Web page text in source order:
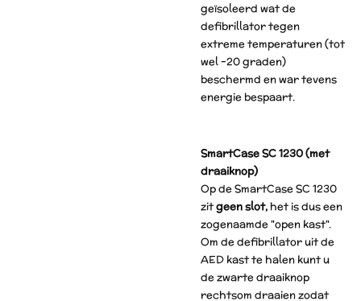
geïsoleerd wat de
defibrillator tegen
extreme temperaturen (tot
wel -20 graden)
beschermd en war tevens
energie bespaart.
SmartCase SC 1230 (met
draaiknop)
Op de SmartCase SC 1230
zitgeen slot, hetis dus een
zogenaamde "open kast".
Om de defibrillator uit de
AED kast te halen kunt u
de zwarte draaiknop
rechtsom draaien zodat